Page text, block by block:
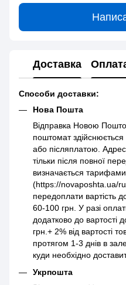
Доставка
Способи доставки:
Нова Пошта
Відправка Новою
поштомат
або післяплатою.
тільки після повної
визначається
(https://novaposhta.ua/
передоплати вартість
60-100 грн. У разі
додатково до вартості
грн.+ 2% від вартості
протягом 1-3 днів в
куди необхідно
Укрпошта